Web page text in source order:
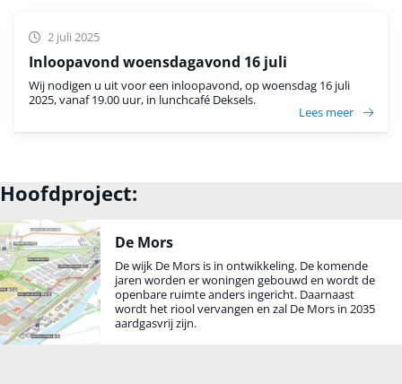
Inloopavond woensdagavond 16 juli
2 juli 2025
Wij nodigen u uit voor een inloopavond, op woensdag 16 juli
2025, vanaf 19.00 uur, in lunchcafé Deksels.
Lees meer
Hoofdproject:
De Mors
De wijk De Mors is in ontwikkeling. De komende
jaren worden er woningen gebouwd en wordt de
openbare ruimte anders ingericht. Daarnaast
wordt het riool vervangen en zal De Mors in 2035
aardgasvrij zijn.